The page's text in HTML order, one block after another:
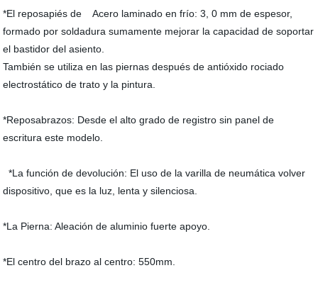
*El reposapiés de Acero laminado en frío: 3, 0 mm de espesor,
formado por soldadura sumamente mejorar la capacidad de soportar
el bastidor del asiento.
También se utiliza en las piernas después de antióxido rociado
electrostático de trato y la pintura.
*Reposabrazos: Desde el alto grado de registro sin panel de
escritura este modelo.
*La función de devolución: El uso de la varilla de neumática volver
dispositivo, que es la luz, lenta y silenciosa.
*La Pierna: Aleación de aluminio fuerte apoyo.
*El centro del brazo al centro: 550mm.